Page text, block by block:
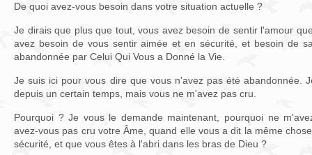
De quoi avez-vous besoin dans votre situation actuelle ?
Je dirais que plus que tout, vous avez besoin de sentir l'amour
avez besoin de vous sentir aimée et en sécurité, et besoin de
abandonnée par Celui Qui Vous a Donné la Vie.
Je suis ici pour vous dire que vous n'avez pas été abandonnée.
depuis un certain temps, mais vous ne m'avez pas cru.
Pourquoi ? Je vous le demande maintenant, pourquoi ne
avez-vous pas cru votre Âme, quand elle vous a dit la même
sécurité, et que vous êtes à l'abri dans les bras de Dieu ?